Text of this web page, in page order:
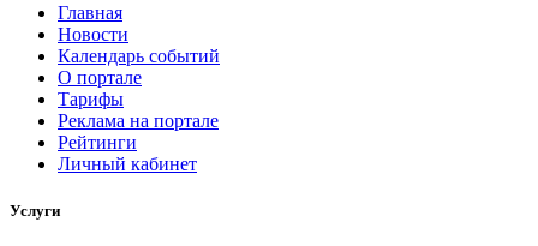
Главная
Новости
Календарь событий
О портале
Тарифы
Реклама на портале
Рейтинги
Личный кабинет
Услуги